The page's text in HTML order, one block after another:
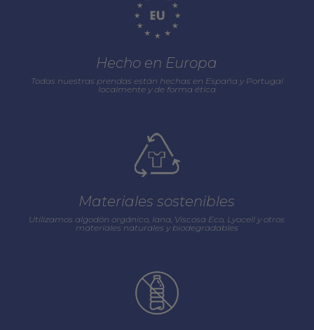
Hecho en Europa
Todas nuestras prendas están hechas en España y Portugal
localmente y de forma ética
Materiales sostenibles
Utilizamos algodón orgánico, lana, Viscosa Eco, Lyocell y otros
materiales naturales y biodegradables